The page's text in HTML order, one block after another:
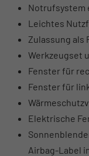
Notrufsystem
Leichtes
Zulassung als
Werkzeugset
Fenster für
Fenster für
Elektrische
Airbag-Label